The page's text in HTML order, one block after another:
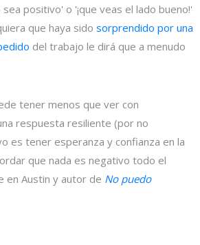
positivo' o '¡que veas el lado bueno!'
que haya sido sorprendido por una
del trabajo le dirá que a menudo
tener menos que ver con
respuesta resiliente (por no
es tener esperanza y confianza en la
que nada es negativo todo el
en Austin y autor de No puedo